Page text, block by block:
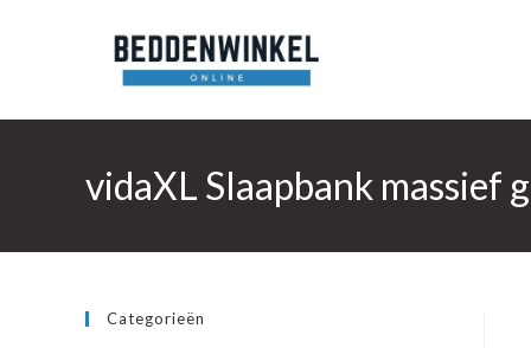
vidaXL Slaapbank
Categorieën